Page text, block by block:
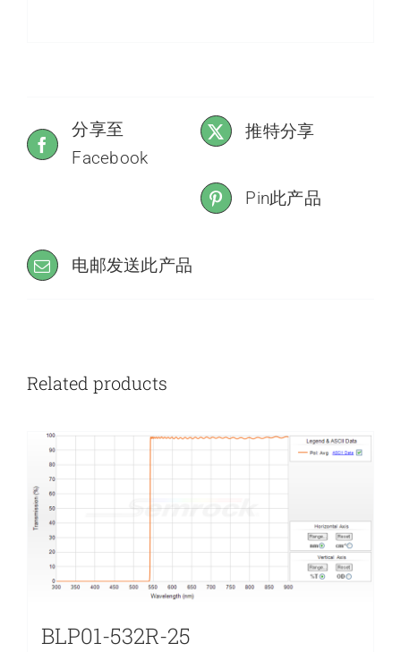
分享至
Facebook
推特分享
Pin此产品
电邮发送此产品
Related products
BLP01-532R-25